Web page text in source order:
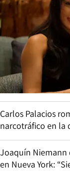
Carlos Palacios
narcotráfico en la
Joaquín Niemann
en Nueva York: